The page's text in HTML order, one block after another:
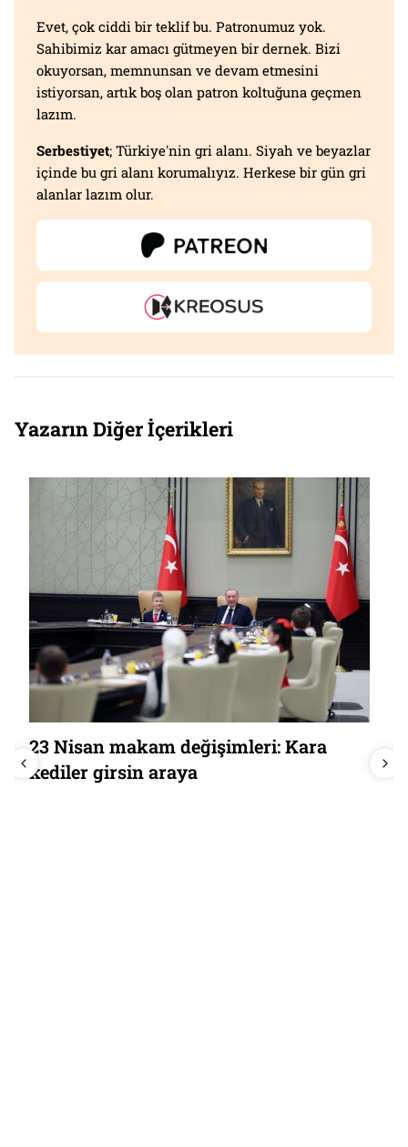
Evet, çok ciddi bir teklif bu. Patronumuz yok.
Sahibimiz kar amacı gütmeyen bir dernek. Bizi
okuyorsan, memnunsan ve devam etmesini
istiyorsan, artık boş olan patron koltuğuna geçmen
lazım.
Serbestiyet; Türkiye'nin gri alanı. Siyah ve beyazlar
içinde bu gri alanı korumalıyız. Herkese bir gün gri
alanlar lazım olur.
Yazarın Diğer İçerikleri
23 Nisan makam değişimleri: Kara
kediler girsin araya